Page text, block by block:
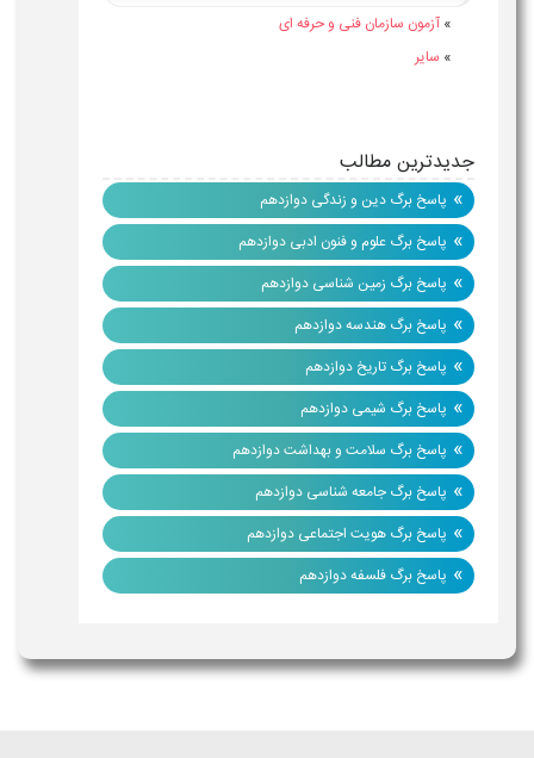
» آزمون سازمان فنی و حرفه ای
» سایر
جدیدترین مطالب
» پاسخ برگ دین و زندگی دوازدهم
» پاسخ برگ علوم و فنون ادبی دوازدهم
» پاسخ برگ زمین شناسی دوازدهم
» پاسخ برگ هندسه دوازدهم
» پاسخ برگ تاریخ دوازدهم
» پاسخ برگ شیمی دوازدهم
» پاسخ برگ سلامت و بهداشت دوازدهم
» پاسخ برگ جامعه شناسی دوازدهم
» پاسخ برگ هویت اجتماعی دوازدهم
» پاسخ برگ فلسفه دوازدهم